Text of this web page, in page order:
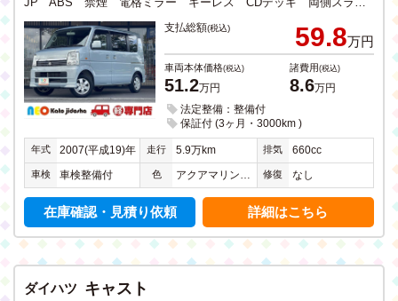
支払総額(税込) 59.8万円
車両本体価格(税込)
51.2万円
諸費用(税込)
8.6万円
法定整備：整備付
保証付 (3ヶ月・3000km )
年式 2007(平成19)年 走行 5.9万km 排気 660cc
車検 車検整備付 色 アクアマリンブルーオパールメタリック 修復 なし
在庫確認・見積り依頼 詳細はこちら
ダイハツ キャスト